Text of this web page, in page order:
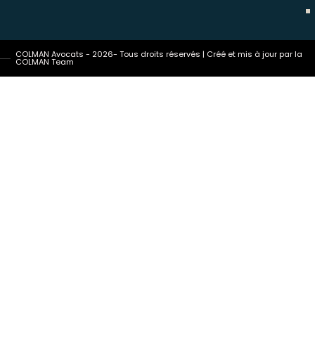
COLMAN Avocats - 2026- Tous droits réservés | Créé et mis à jour par la
COLMAN Team